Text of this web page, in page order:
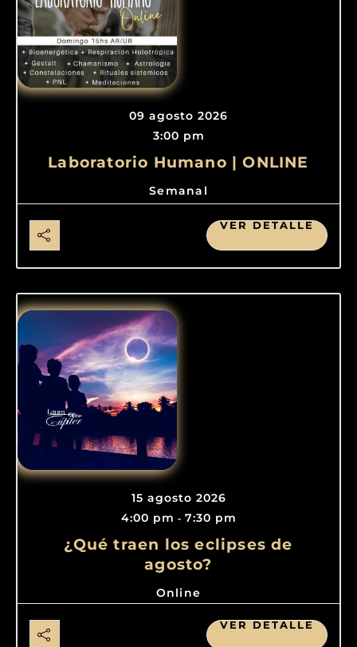
09 agosto 2026
3:00 pm
Laboratorio Humano | ONLINE
Semanal
VER DETALLE
15 agosto 2026
4:00 pm - 7:30 pm
¿Qué traen los eclipses de
agosto?
Online
VER DETALLE